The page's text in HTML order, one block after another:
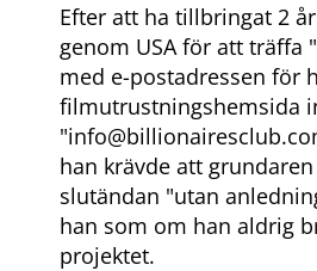
Efter att ha tillbringat 2
genom USA för att träffa
med e-postadressen för
filmutrustningshemsida
han krävde att
slutändan utan
han som om han aldrig
projektet.